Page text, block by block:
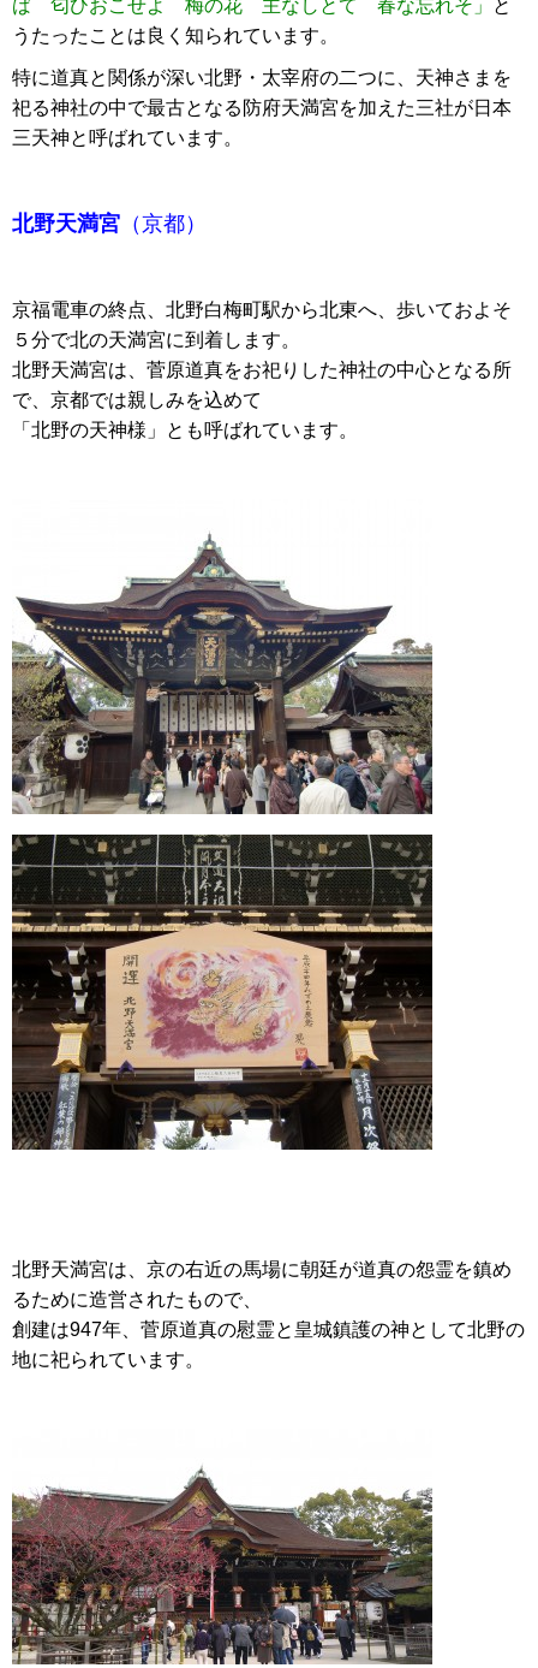
ば 匂ひおこせよ 梅の花 主なしとて 春な忘れそ」
と
うたったことは良く知られています。
特に道真と関係が深い北野・太宰府の二つに、天神さまを
祀る神社の中で最古となる防府天満宮を加えた三社が日本
三天神と呼ばれています。
北野天満宮 （京都）
京福電車の終点、北野白梅町駅から北東へ、歩いておよそ
５分で北の天満宮に到着します。
北野天満宮は、菅原道真をお祀りした神社の中心となる所
で、京都では親しみを込めて
「北野の天神様」とも呼ばれています。
北野天満宮は、京の右近の馬場に朝廷が道真の怨霊を鎮め
るために造営されたもので、
創建は947年、菅原道真の慰霊と皇城鎮護の神として北野の
地に祀られています。